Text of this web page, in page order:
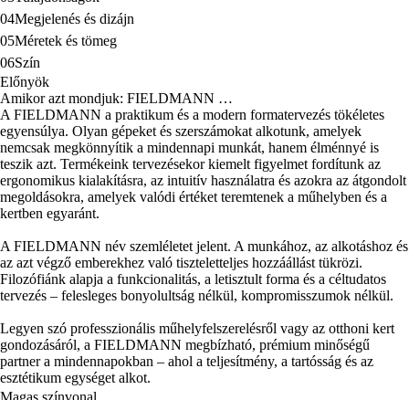
04Megjelenés és dizájn
05Méretek és tömeg
06Szín
Előnyök
Amikor azt mondjuk: FIELDMANN …
A FIELDMANN a praktikum és a modern formatervezés tökéletes
egyensúlya. Olyan gépeket és szerszámokat alkotunk, amelyek
nemcsak megkönnyítik a mindennapi munkát, hanem élménnyé is
teszik azt. Termékeink tervezésekor kiemelt figyelmet fordítunk az
ergonomikus kialakításra, az intuitív használatra és azokra az átgondolt
megoldásokra, amelyek valódi értéket teremtenek a műhelyben és a
kertben egyaránt.
A FIELDMANN név szemléletet jelent. A munkához, az alkotáshoz és
az azt végző emberekhez való tiszteletteljes hozzáállást tükrözi.
Filozófiánk alapja a funkcionalitás, a letisztult forma és a céltudatos
tervezés – felesleges bonyolultság nélkül, kompromisszumok nélkül.
Legyen szó professzionális műhelyfelszerelésről vagy az otthoni kert
gondozásáról, a FIELDMANN megbízható, prémium minőségű
partner a mindennapokban – ahol a teljesítmény, a tartósság és az
esztétikum egységet alkot.
Magas színvonal